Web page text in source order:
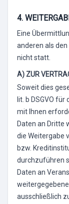
4.
Eine
anderen als
nicht statt.
A) ZUR
Soweit dies
lit. b DSGVO
mit Ihnen
Daten an Dritte
die Weitergabe
bzw.
durchzuführen
Daten an
ausschließlich